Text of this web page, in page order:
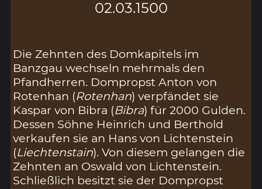
02.03.1500
Die Zehnten des Domkapitels im
Banzgau wechseln mehrmals den
Pfandherren. Dompropst Anton von
Rotenhan (Rotenhan) verpfändet sie
Kaspar von Bibra (Bibra) für 2000 Gulden.
Dessen Söhne Heinrich und Berthold
verkaufen sie an Hans von Lichtenstein
(Liechtenstain). Von diesem gelangen die
Zehnten an Oswald von Lichtenstein.
Schließlich besitzt sie der Dompropst